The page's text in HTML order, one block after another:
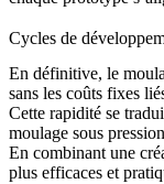
Cycles de
En définitive, le
sans les coûts fixes
Cette rapidité se
moulage sous pression
En combinant une
plus efficaces et